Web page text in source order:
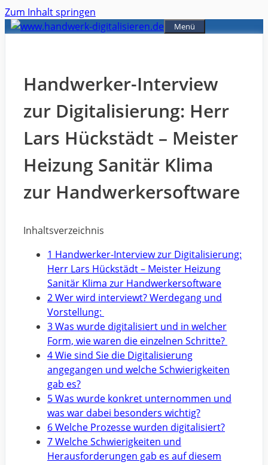
Zum Inhalt springen
Menü
Handwerker-Interview
zur Digitalisierung: Herr
Lars Hückstädt – Meister
Heizung Sanitär Klima
zur Handwerkersoftware
Inhaltsverzeichnis
1 Handwerker-Interview zur Digitalisierung:
Herr Lars Hückstädt – Meister Heizung
Sanitär Klima zur Handwerkersoftware
2 Wer wird interviewt? Werdegang und
Vorstellung:
3 Was wurde digitalisiert und in welcher
Form, wie waren die einzelnen Schritte?
4 Wie sind Sie die Digitalisierung
angegangen und welche Schwierigkeiten
gab es?
5 Was wurde konkret unternommen und
was war dabei besonders wichtig?
6 Welche Prozesse wurden digitalisiert?
7 Welche Schwierigkeiten und
Herausforderungen gab es auf diesem